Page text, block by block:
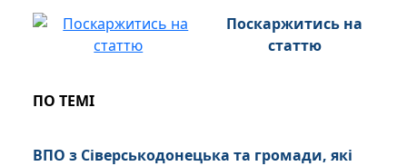
Поскаржитись на
статтю
ПО ТЕМІ
ВПО з Сіверськодонецька та громади, які